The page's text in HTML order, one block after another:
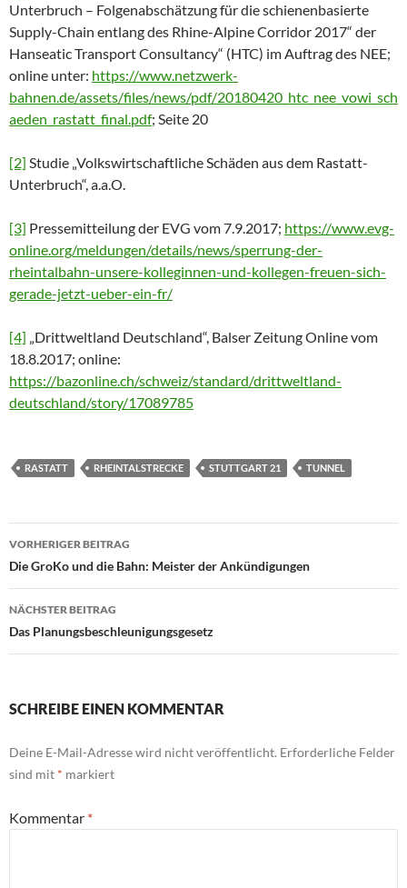
Unterbruch – Folgenabschätzung für die schienenbasierte
Supply-Chain entlang des Rhine-Alpine Corridor 2017“ der
Hanseatic Transport Consultancy“ (HTC) im Auftrag des NEE;
online unter: https://www.netzwerk-
bahnen.de/assets/files/news/pdf/20180420_htc_nee_vowi_sch
aeden_rastatt_final.pdf; Seite 20
[2] Studie „Volkswirtschaftliche Schäden aus dem Rastatt-
Unterbruch“, a.a.O.
[3] Pressemitteilung der EVG vom 7.9.2017; https://www.evg-
online.org/meldungen/details/news/sperrung-der-
rheintalbahn-unsere-kolleginnen-und-kollegen-freuen-sich-
gerade-jetzt-ueber-ein-fr/
[4] „Drittweltland Deutschland“, Balser Zeitung Online vom
18.8.2017; online:
https://bazonline.ch/schweiz/standard/drittweltland-
deutschland/story/17089785
RASTATT RHEINTALSTRECKE STUTTGART 21 TUNNEL
Beitragsnavigation
VORHERIGER BEITRAG
Die GroKo und die Bahn: Meister der Ankündigungen
NÄCHSTER BEITRAG
Das Planungsbeschleunigungsgesetz
SCHREIBE EINEN KOMMENTAR
Deine E-Mail-Adresse wird nicht veröffentlicht. Erforderliche Felder
sind mit * markiert
Kommentar *